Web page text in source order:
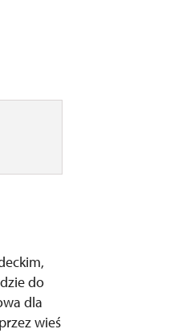
do
dla
wieś